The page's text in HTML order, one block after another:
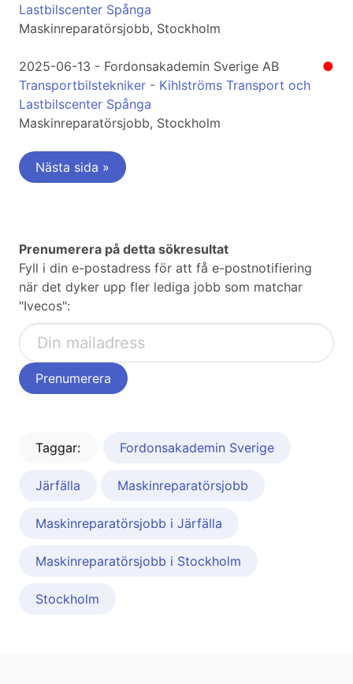
Lastbilscenter Spånga
Maskinreparatörsjobb, Stockholm
●
2025-06-13 - Fordonsakademin Sverige AB
Transportbilstekniker - Kihlströms Transport och
Lastbilscenter Spånga
Maskinreparatörsjobb, Stockholm
Nästa sida »
Prenumerera på detta sökresultat
Fyll i din e-postadress för att få e-postnotifiering
när det dyker upp fler lediga jobb som matchar
"Ivecos":
Taggar: Fordonsakademin Sverige
Järfälla Maskinreparatörsjobb
Maskinreparatörsjobb i Järfälla
Maskinreparatörsjobb i Stockholm
Stockholm